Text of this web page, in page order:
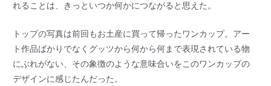
れることは、きっといつか何かにつながると思えた。
トップの写真は前回もお土産に買って帰ったワンカップ。アー
ト作品ばかりでなくグッツから何から何まで表現されている物
にぶれがない、その象徴のような意味合いをこのワンカップの
デザインに感じたんだった。